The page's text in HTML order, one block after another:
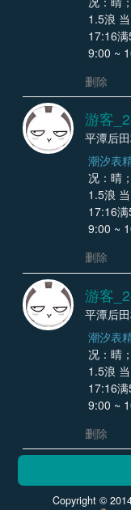
1.5浪
17:16
9:00 ~
删除
游客
平潭后
潮汐表
况：晴
1.5浪
17:16
9:00 ~
删除
游客
平潭后
潮汐表
况：晴
1.5浪
17:16
9:00 ~
删除
Copyright ©